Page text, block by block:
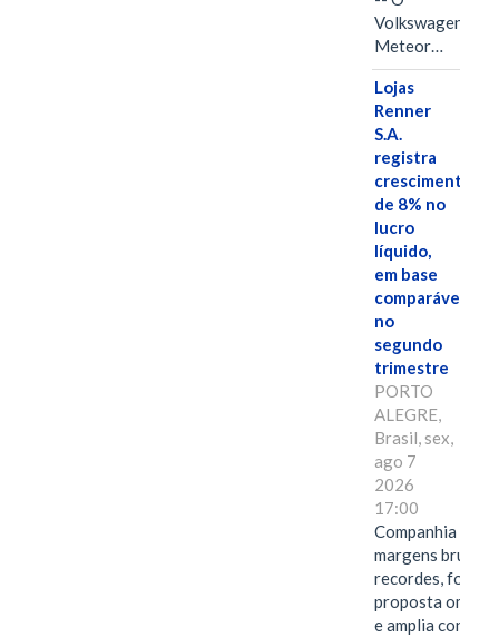
Volkswagen
Meteor…
Lojas
Renner
S.A.
registra
crescimento
de 8% no
lucro
líquido,
em base
comparável,
no
segundo
trimestre
PORTO
ALEGRE,
Brasil, sex,
ago 7
2026
17:00
Companhia
margens brutas
recordes,
proposta
e amplia